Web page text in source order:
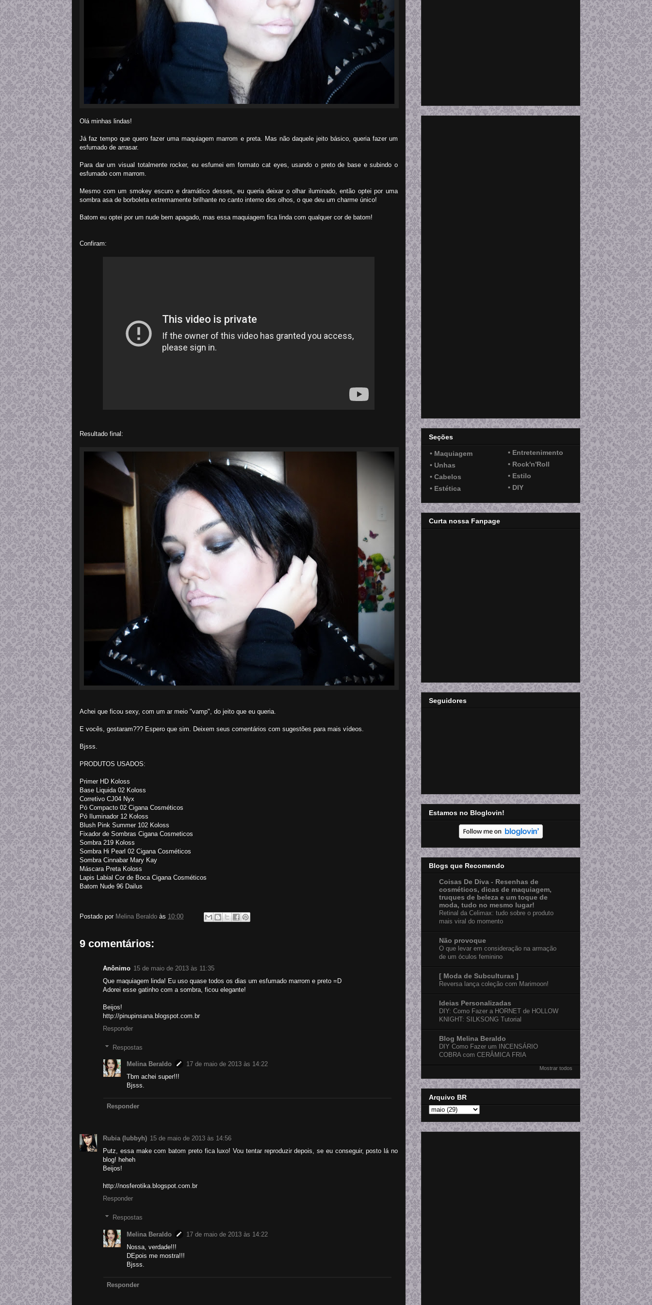
Olá minhas lindas!
Já faz tempo que quero fazer uma maquiagem marrom e preta. Mas não daquele jeito básico, queria fazer um
esfumado de arrasar.
Para dar um visual totalmente rocker, eu esfumei em formato cat eyes, usando o preto de base e subindo o
esfumado com marrom.
Mesmo com um smokey escuro e dramático desses, eu queria deixar o olhar iluminado, então optei por uma
sombra asa de borboleta extremamente brilhante no canto interno dos olhos, o que deu um charme único!
Batom eu optei por um nude bem apagado, mas essa maquiagem fica linda com qualquer cor de batom!
Confiram:
Resultado final:
Achei que ficou sexy, com um ar meio "vamp", do jeito que eu queria.
E vocês, gostaram??? Espero que sim. Deixem seus comentários com sugestões para mais vídeos.
Bjsss.
PRODUTOS USADOS:
Primer HD Koloss
Base Liquida 02 Koloss
Corretivo CJ04 Nyx
Pó Compacto 02 Cigana Cosméticos
Pó Iluminador 12 Koloss
Blush Pink Summer 102 Koloss
Fixador de Sombras Cigana Cosmeticos
Sombra 219 Koloss
Sombra Hi Pearl 02 Cigana Cosméticos
Sombra Cinnabar Mary Kay
Máscara Preta Koloss
Lapis Labial Cor de Boca Cigana Cosméticos
Batom Nude 96 Dailus
Postado por Melina Beraldo às 10:00
9 comentários:
Anônimo 15 de maio de 2013 às 11:35
Que maquiagem linda! Eu uso quase todos os dias um esfumado marrom e preto =D
Adorei esse gatinho com a sombra, ficou elegante!
Beijos!
http://pinupinsana.blogspot.com.br
Responder
Respostas
Melina Beraldo
17 de maio de 2013 às 14:22
Tbm achei super!!!
Bjsss.
Responder
Rubia (lubbyh) 15 de maio de 2013 às 14:56
Putz, essa make com batom preto fica luxo! Vou tentar reproduzir depois, se eu conseguir, posto lá no
blog! heheh
Beijos!
http://nosferotika.blogspot.com.br
Responder
Respostas
Melina Beraldo
17 de maio de 2013 às 14:22
Nossa, verdade!!!
DEpois me mostra!!!
Bjsss.
Responder
Seções
• Maquiagem
• Entretenimento
• Unhas
• Rock'n'Roll
• Cabelos
• Estilo
• Estética
• DIY
Curta nossa Fanpage
Seguidores
Estamos no Bloglovin!
Blogs que Recomendo
Coisas De Diva - Resenhas de
cosméticos, dicas de maquiagem,
truques de beleza e um toque de
moda, tudo no mesmo lugar!
Retinal da Celimax: tudo sobre o produto
mais viral do momento
Não provoque
O que levar em consideração na armação
de um óculos feminino
[ Moda de Subculturas ]
Reversa lança coleção com Marimoon!
Ideias Personalizadas
DIY: Como Fazer a HORNET de HOLLOW
KNIGHT: SILKSONG Tutorial
Blog Melina Beraldo
DIY Como Fazer um INCENSÁRIO
COBRA com CERÂMICA FRIA
Mostrar todos
Arquivo BR